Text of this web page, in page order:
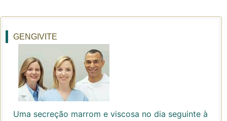
GENGIVITE
Uma secreção marrom e viscosa no dia seguinte à